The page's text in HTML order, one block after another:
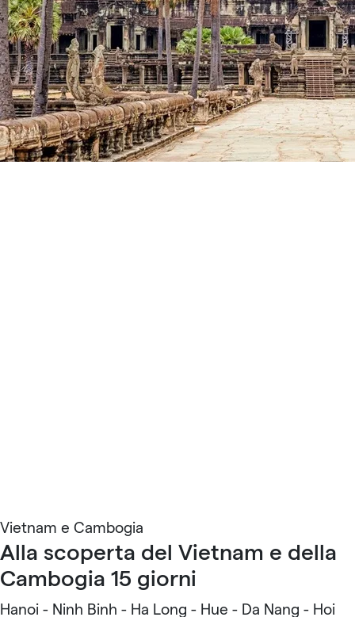
Vietnam e Cambogia
Alla scoperta del Vietnam e della
Cambogia 15 giorni
Hanoi - Ninh Binh - Ha Long - Hue - Da Nang - Hoi